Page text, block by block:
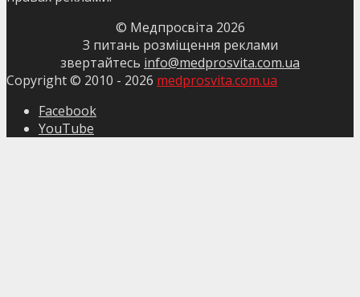
© Медпросвіта 2026
З питань розміщення реклами
звертайтесь info@medprosvita.com.ua
Copyright © 2010 - 2026 medprosvita.com.ua
Facebook
YouTube